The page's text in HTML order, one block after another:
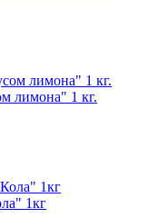
лимона" 1 кг.
1кг